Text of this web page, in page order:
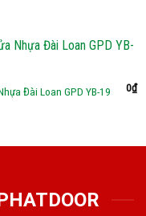
Đài Loan GPD YB-19 0₫